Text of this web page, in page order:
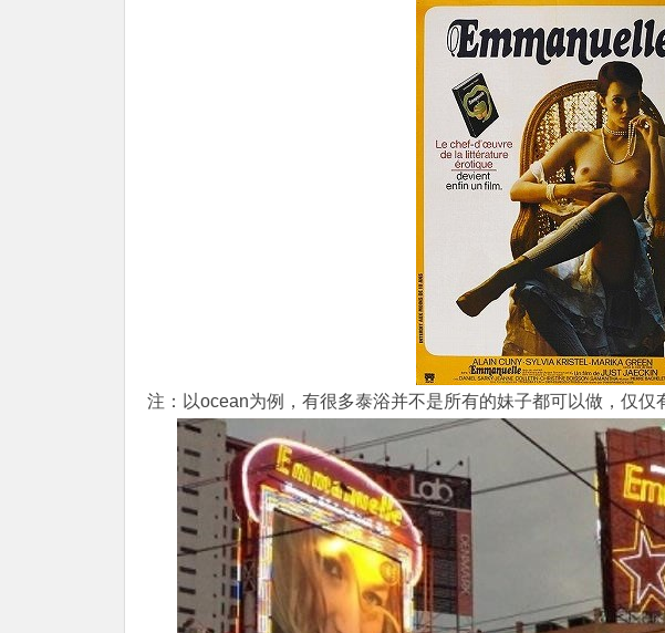
注：以ocean为例，有很多泰浴并不是所有的妹子都可以做，仅仅